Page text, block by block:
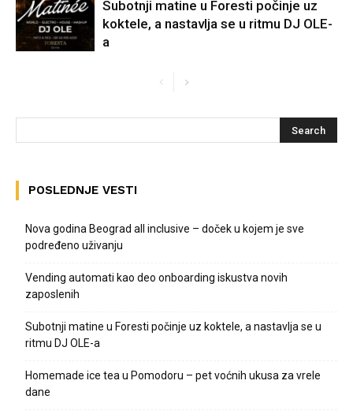
Subotnji matine u Foresti počinje uz
koktele, a nastavlja se u ritmu DJ OLE-
a
POSLEDNJE VESTI
Nova godina Beograd all inclusive – doček u kojem je sve
podređeno uživanju
Vending automati kao deo onboarding iskustva novih
zaposlenih
Subotnji matine u Foresti počinje uz koktele, a nastavlja se u
ritmu DJ OLE-a
Homemade ice tea u Pomodoru – pet voćnih ukusa za vrele
dane